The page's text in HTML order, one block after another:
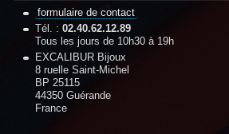
formulaire de contact
Tél. : 02.40.62.12.89
Tous les jours de 10h30 à 19h
EXCALIBUR Bijoux
8 ruelle Saint-Michel
BP 25115
44350 Guérande
France